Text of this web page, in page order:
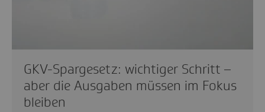
GKV-Spargesetz: wichtiger Schritt –
aber die Ausgaben müssen im Fokus
bleiben